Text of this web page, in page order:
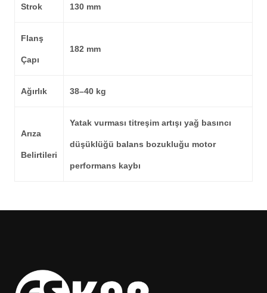
Strok 130 mm
Flanş
Çapı
182 mm
Ağırlık 38–40 kg
Arıza
Belirtileri
Yatak vurması titreşim artışı yağ basıncı
düşüklüğü balans bozukluğu motor
performans kaybı